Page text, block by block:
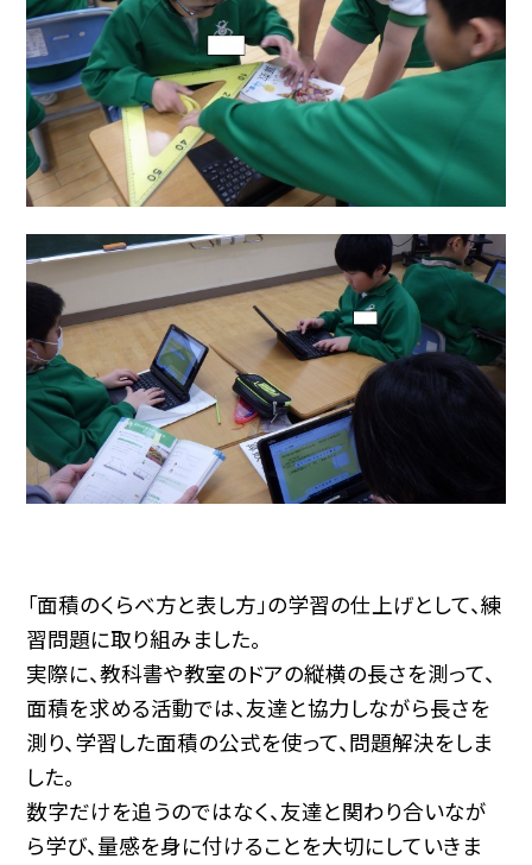
「面積のくらべ方と表し方」の学習の仕上げとして、練
習問題に取り組みました。
実際に、教科書や教室のドアの縦横の長さを測って、
面積を求める活動では、友達と協力しながら長さを
測り、学習した面積の公式を使って、問題解決をしま
した。
数字だけを追うのではなく、友達と関わり合いなが
ら学び、量感を身に付けることを大切にしていきま